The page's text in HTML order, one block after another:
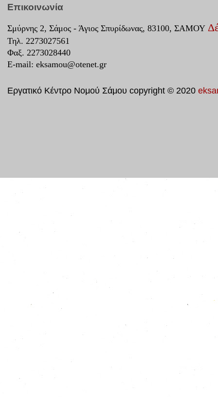
Επικοινωνία
Σμύρνης 2, Σάμος - Άγιος Σπυρίδωνας, 83100, ΣΑΜΟΥ
Τηλ. 2273027561
Φαξ. 2273028440
E-mail: eksamou@otenet.gr
Εργατικό Κέντρο Νομού Σάμου copyright © 2020